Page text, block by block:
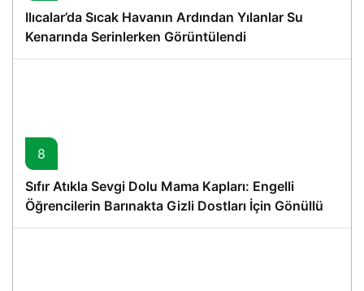
Ilıcalar’da Sıcak Havanın Ardından Yılanlar Su
Kenarında Serinlerken Görüntülendi
8
Sıfır Atıkla Sevgi Dolu Mama Kapları: Engelli
Öğrencilerin Barınakta Gizli Dostları İçin Gönüllü
Proje